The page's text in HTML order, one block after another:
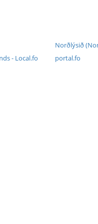
- Local.fo
Norðlýsið
portal.fo